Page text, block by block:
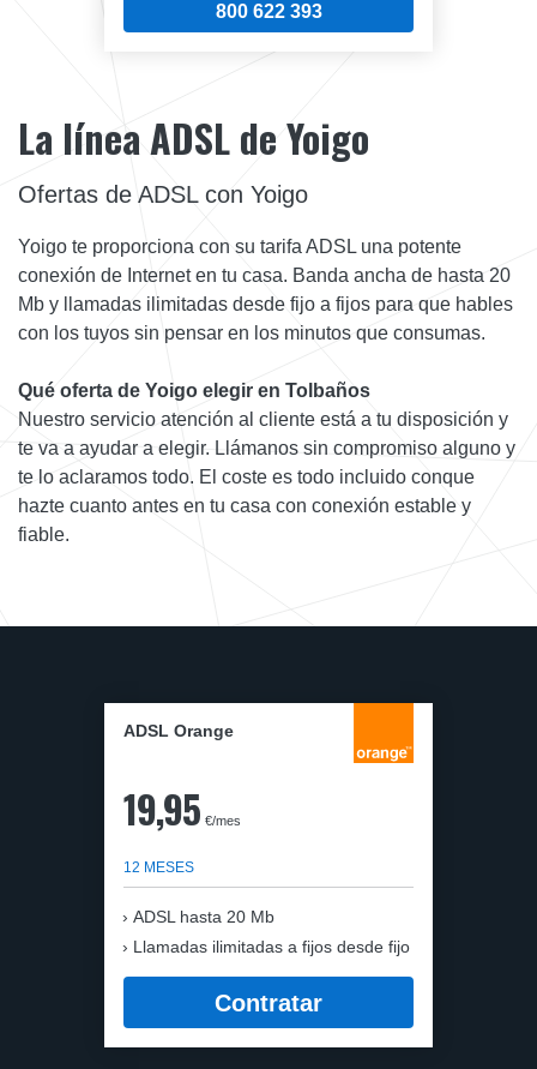
800 622 393
La línea ADSL de Yoigo
Ofertas de ADSL con Yoigo
Yoigo te proporciona con su tarifa ADSL una potente
conexión de Internet en tu casa. Banda ancha de hasta 20
Mb y llamadas ilimitadas desde fijo a fijos para que hables
con los tuyos sin pensar en los minutos que consumas.
Qué oferta de Yoigo elegir en Tolbaños
Nuestro servicio atención al cliente está a tu disposición y
te va a ayudar a elegir. Llámanos sin compromiso alguno y
te lo aclaramos todo. El coste es todo incluido conque
hazte cuanto antes en tu casa con conexión estable y
fiable.
ADSL Orange
19,95 €/mes
12 MESES
ADSL hasta 20 Mb
Llamadas ilimitadas a fijos desde fijo
Contratar